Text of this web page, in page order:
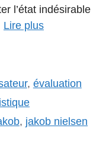
l’état indésirable
Lire plus
, évaluation
, jakob nielsen